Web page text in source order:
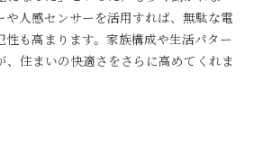
や人感センサーを活用すれば、無駄な電
性も高まります。家族構成や生活パター
、住まいの快適さをさらに高めてくれま